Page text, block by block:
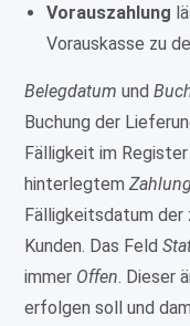
Vorauszahlung
Vorauskasse zu
Belegdatum und
Buchung der
Fälligkeit im
hinterlegtem
Fälligkeitsdatum der
Kunden. Das Feld
immer Offen. Dieser
erfolgen soll und